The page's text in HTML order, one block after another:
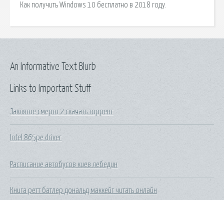
Как получить Windows 10 бесплатно в 2018 году.
Links to Important Stuff
Заклятие смерти 2 скачать торрент
Intel 865pe driver
Расписание автобусов киев лебедин
Книга ретт батлер дональд маккейг читать онлайн
An Informative Text Blurb